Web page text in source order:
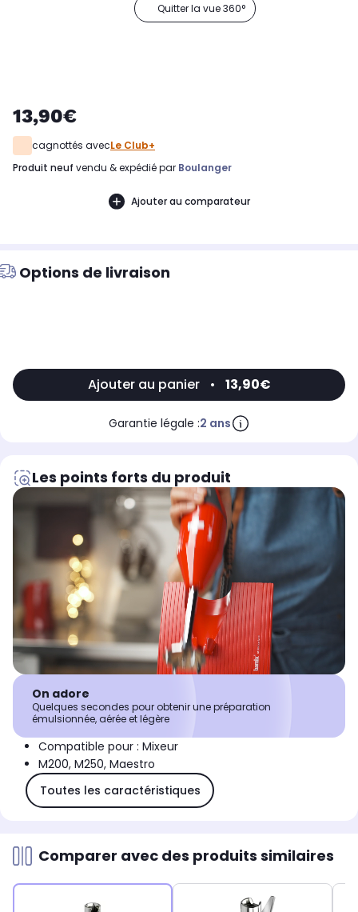
Quitter la vue 360°
13,90€
cagnottés avecLe Club+
produit neuf vendu & expédié par Boulanger
Ajouter au comparateur
Options de livraison
Ajouter au panier • 13,90€
Garantie légale :2 ans
Les points forts du produit
On adore
Quelques secondes pour obtenir une préparation
émulsionnée, aérée et légère
Compatible pour : Mixeur
M200, M250, Maestro
Toutes les caractéristiques
Comparer avec des produits similaires